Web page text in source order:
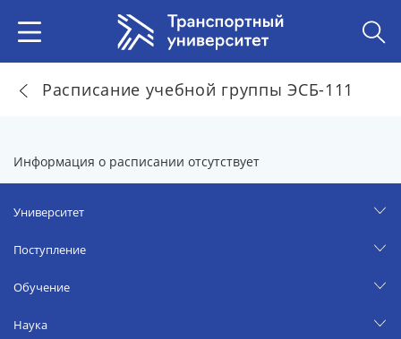
Расписание учебной группы ЭСБ-111
Информация о расписании отсутствует
Университет
Поступление
Обучение
Наука